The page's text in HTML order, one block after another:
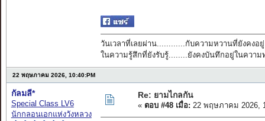
วันเวลาที่เลยผ่าน............กับความหวานที่ยังคงอยู่
ในความรู้สึกที่ยังรับรู้........ยังคงบันทึกอยู่ในความ
22 พฤษภาคม 2026, 10:40:PM
กัลมลี*
Special Class LV6
นักกลอนเอกแห่งวังหลวง
Re: ยามไกลกัน
« ตอบ #48 เมื่อ: 22 พฤษภาคม 2026,